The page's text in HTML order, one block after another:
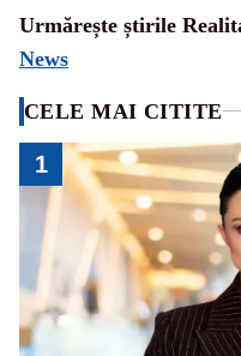
Urmărește știrile
News
CELE MAI CITITE
1